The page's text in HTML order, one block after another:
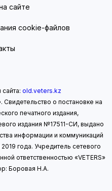
сайте
cookie-файлов
old.veters.kz
о постановке на
печатного издания,
издания №17511-СИ, выдано
информации и коммуникаций
года. Учредитель сетевого
ответственностью «VETERS»
Боровая Н.А.